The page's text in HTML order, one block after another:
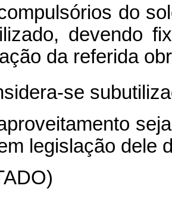
do
devendo
da referida
se
legislação dele